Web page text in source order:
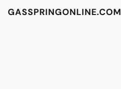
GASSPRINGONLINE.COM